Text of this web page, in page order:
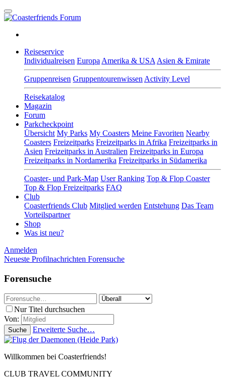
Reiseservice
Individualreisen Europa Amerika & USA Asien & Emirate
Gruppenreisen Gruppentourenwissen Activity Level
Reisekatalog
Magazin
Forum
Parkcheckpoint
Übersicht My Parks My Coasters Meine Favoriten Nearby
Coasters Freizeitparks Freizeitparks in Afrika Freizeitparks in
Asien Freizeitparks in Australien Freizeitparks in Europa
Freizeitparks in Nordamerika Freizeitparks in Südamerika
Coaster- und Park-Map User Ranking Top & Flop Coaster
Top & Flop Freizeitparks FAQ
Club
Coasterfriends Club Mitglied werden Entstehung Das Team
Vorteilspartner
Shop
Was ist neu?
Anmelden
Neueste Profilnachrichten Forensuche
Forensuche
Nur Titel durchsuchen
Von:
Suche Erweiterte Suche…
Willkommen bei Coasterfriends!
CLUB TRAVEL COMMUNITY